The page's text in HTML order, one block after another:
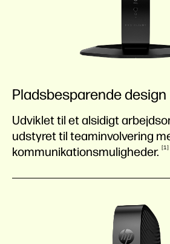
Pladsbesparende design
Udviklet til et alsidigt
udstyret til teaminvolvering
kommunikationsmuligheder.
1